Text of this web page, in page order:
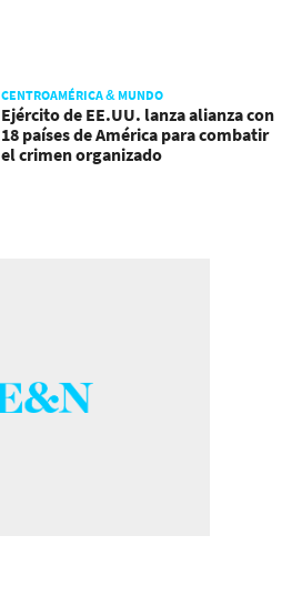
CENTROAMÉRICA & MUNDO
Ejército de EE.UU. lanza alianza con
18 países de América para combatir
el crimen organizado